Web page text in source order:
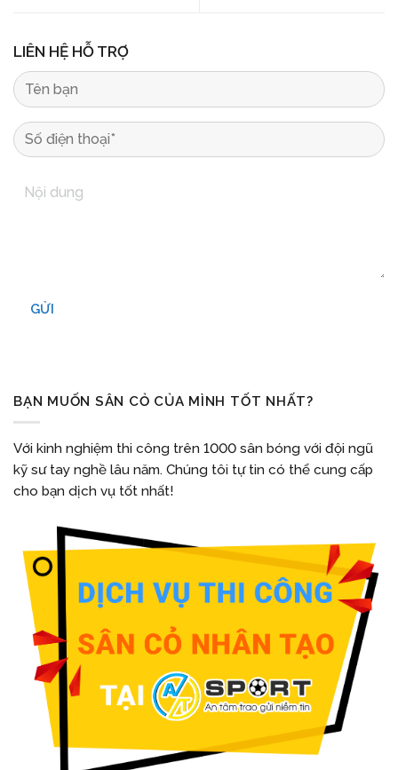
LIÊN HỆ HỖ TRỢ
GỬI
BẠN MUỐN SÂN CỎ CỦA MÌNH TỐT NHẤT?
Với kinh nghiệm thi công trên 1000 sân bóng với đội ngũ
kỹ sư tay nghề lâu năm. Chúng tôi tự tin có thể cung cấp
cho bạn dịch vụ tốt nhất!